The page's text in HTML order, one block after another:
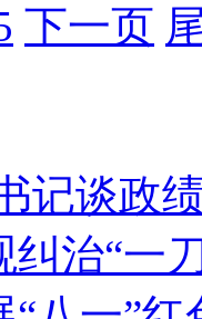
下一页
记谈政
纠治“一